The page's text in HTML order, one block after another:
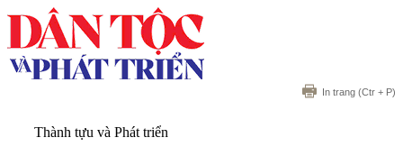
In trang (Ctr + P)
Thành tựu và Phát triển